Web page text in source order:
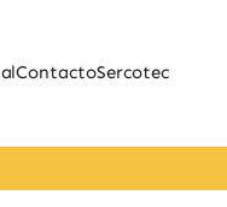
ContactoSercotec